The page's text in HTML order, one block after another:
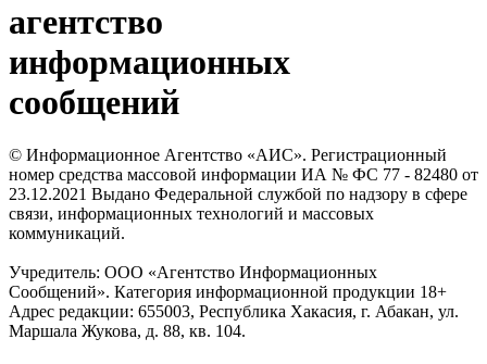
агентство
информационных
сообщений
© Информационное Агентство «АИС». Регистрационный
номер средства массовой информации ИА № ФС 77 - 82480 от
23.12.2021 Выдано Федеральной службой по надзору в сфере
связи, информационных технологий и массовых
коммуникаций.
Учредитель: ООО «Агентство Информационных
Сообщений». Категория информационной продукции 18+
Адрес редакции: 655003, Республика Хакасия, г. Абакан, ул.
Маршала Жукова, д. 88, кв. 104.